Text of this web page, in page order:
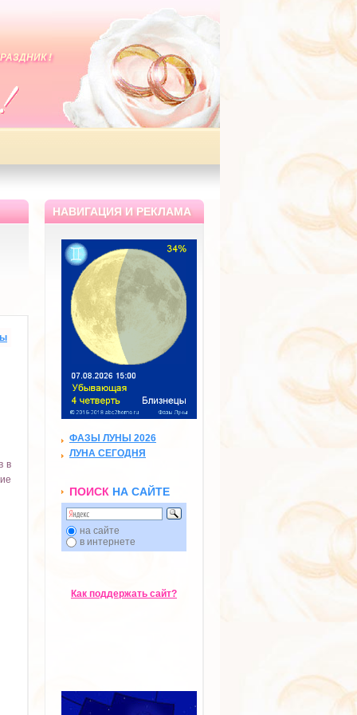
!
в
НАВИГАЦИЯ И РЕКЛАМА
ФАЗЫ ЛУНЫ 2026
ЛУНА СЕГОДНЯ
ПОИСК НА САЙТЕ
на сайте
в интернете
Как поддержать сайт?